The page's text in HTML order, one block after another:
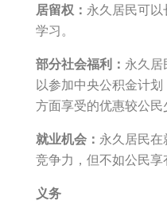
居留权： 永久居民可
学习。
部分社会福利： 永久
以参加中央公积金计
方面享受的优惠较公民
就业机会： 永久居民
竞争力，但不如公民享
义务